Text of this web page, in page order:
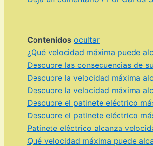
Contenidos ocultar
¿Qué velocidad máxima puede
Descubre las consecuencias de
Descubre la velocidad máxima
Descubre la velocidad máxima
Descubre el patinete eléctrico
Descubre el patinete eléctrico
Patinete eléctrico alcanza
Qué velocidad máxima puede